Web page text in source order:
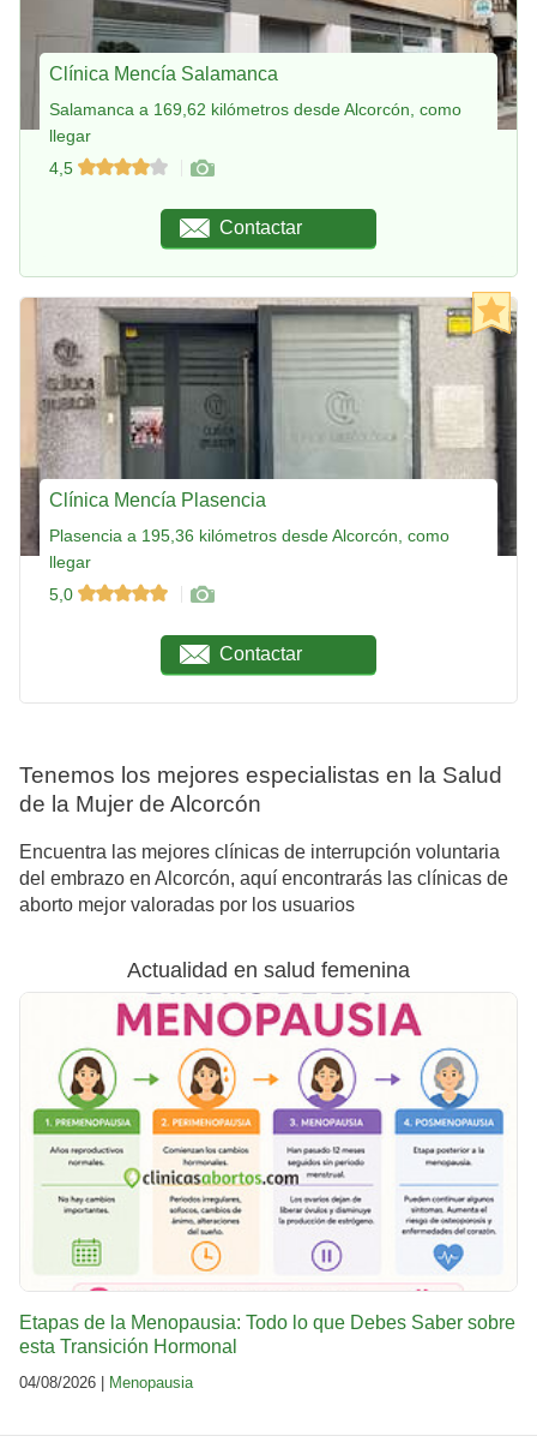
Clínica Mencía Salamanca
Salamanca a 169,62 kilómetros desde Alcorcón, como
llegar
4,5
Contactar
Clínica Mencía Plasencia
Plasencia a 195,36 kilómetros desde Alcorcón, como
llegar
5,0
Contactar
Tenemos los mejores especialistas en la Salud
de la Mujer de Alcorcón
Encuentra las mejores clínicas de interrupción voluntaria
del embrazo en Alcorcón, aquí encontrarás las clínicas de
aborto mejor valoradas por los usuarios
Actualidad en salud femenina
Etapas de la Menopausia: Todo lo que Debes Saber sobre
esta Transición Hormonal
04/08/2026 | Menopausia